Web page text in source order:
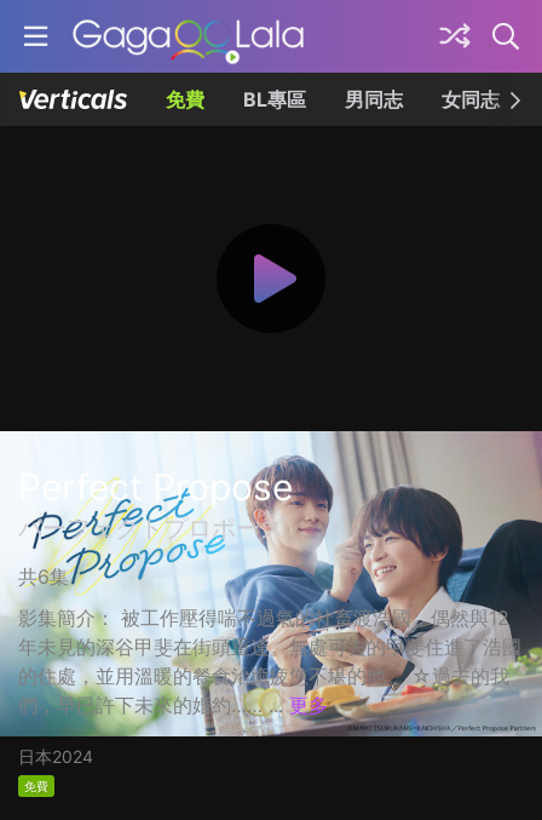
免費 BL專區 男同志 女同志
Perfect Propose
パーフェクトプロポーズ
共6集
影集簡介： 被工作壓得喘不過氣的社畜渡浩國，偶然與12
年未見的深谷甲斐在街頭重逢。無處可去的甲斐住進了浩國
的住處，並用溫暖的餐食治癒疲憊不堪的他。 ☆過去的我
們，早已許下未來的婚約…… ... 更多
日本2024
免費